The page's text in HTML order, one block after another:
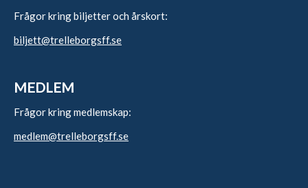
Frågor kring biljetter och årskort:
biljett@trelleborgsff.se
MEDLEM
Frågor kring medlemskap:
medlem@trelleborgsff.se